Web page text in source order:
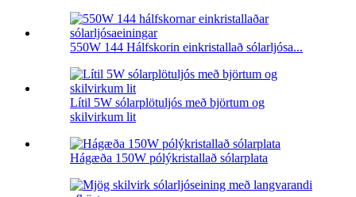
550W 144 Hálfskorin einkristallað sólarljósa...
Lítil 5W sólarplötuljós með björtum og
skilvirkum lit
Hágæða 150W pólýkristallað sólarplata